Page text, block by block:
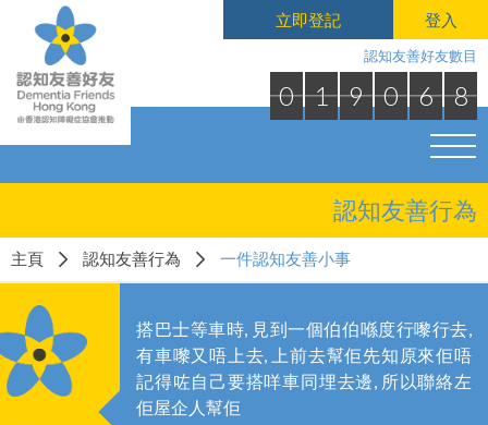
立即登記 登入
認知友善好友數目
0 1 9 0 6 8
認知友善行為
主頁 認知友善行為 一件認知友善小事
搭巴士等車時, 見到一個伯伯喺度行嚟行去,
有車嚟又唔上去, 上前去幫佢先知原來佢唔
記得咗自己要搭咩車同埋去邊, 所以聯絡左
佢屋企人幫佢